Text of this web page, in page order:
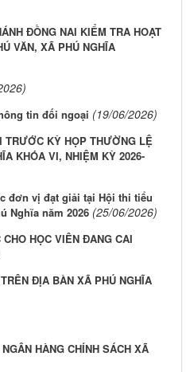
ĐỒNG NAI KIỂM TRA HOẠT
VĂN, XÃ PHÚ NGHĨA
tin đối ngoại (19/06/2026)
TRƯỚC KỲ HỌP THƯỜNG LỆ
KHÓA VI, NHIỆM KỲ 2026-
đơn vị đạt giải tại Hội thi tiểu
Nghĩa năm 2026 (25/06/2026)
HỌC VIÊN ĐANG CAI
ĐỊA BÀN XÃ PHÚ NGHĨA
HÀNG CHÍNH SÁCH XÃ